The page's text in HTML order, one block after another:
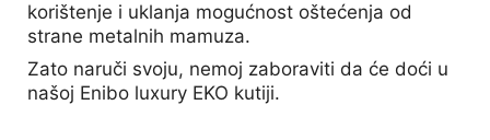
korištenje i uklanja mogućnost oštećenja od
strane metalnih mamuza.
Zato naruči svoju, nemoj zaboraviti da će doći u
našoj Enibo luxury EKO kutiji.